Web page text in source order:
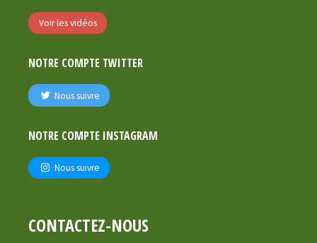
Voir les vidéos
NOTRE COMPTE TWITTER
Nous suivre
NOTRE COMPTE INSTAGRAM
Nous suivre
CONTACTEZ-NOUS